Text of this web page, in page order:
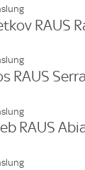
RAUS
RAUS
RAUS